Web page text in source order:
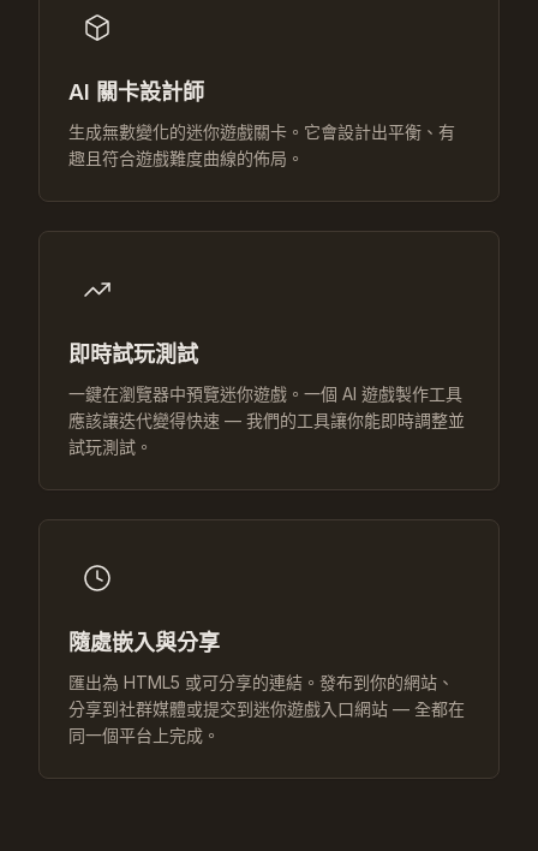
AI 關卡設計師
生成無數變化的迷你遊戲關卡。它會設計出平衡、有
趣且符合遊戲難度曲線的佈局。
即時試玩測試
一鍵在瀏覽器中預覽迷你遊戲。一個 AI 遊戲製作工具
應該讓迭代變得快速 — 我們的工具讓你能即時調整並
試玩測試。
隨處嵌入與分享
匯出為 HTML5 或可分享的連結。發布到你的網站、
分享到社群媒體或提交到迷你遊戲入口網站 — 全都在
同一個平台上完成。